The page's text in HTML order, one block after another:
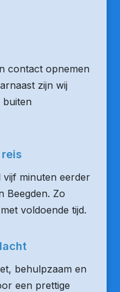
contact opnemen
zijn wij
vijf minuten eerder
Beegden. Zo
voldoende tijd.
behulpzaam en
een prettige